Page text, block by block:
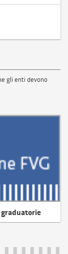
gli enti devono
graduatorie